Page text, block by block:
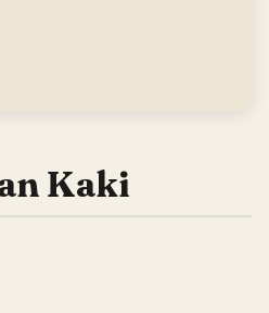
Kaki